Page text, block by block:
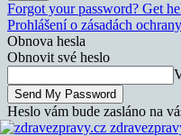
Forgot your password? Get
Prohlášení o zásadách
Obnova hesla
Obnovit své heslo
Heslo vám bude zasláno na